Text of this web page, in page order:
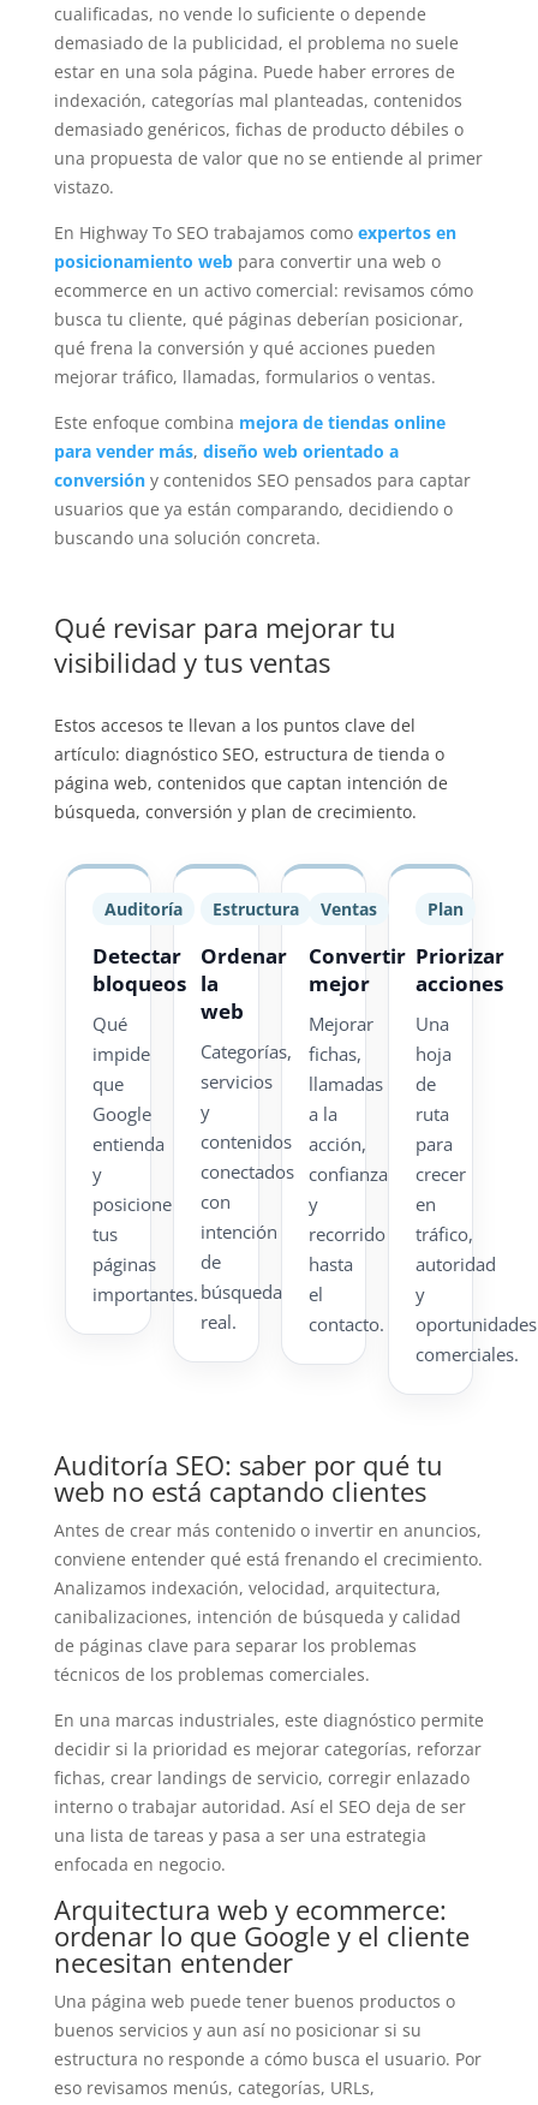
cualificadas, no vende lo suficiente o depende
demasiado de la publicidad, el problema no suele
estar en una sola página. Puede haber errores de
indexación, categorías mal planteadas, contenidos
demasiado genéricos, fichas de producto débiles o
una propuesta de valor que no se entiende al primer
vistazo.
En Highway To SEO trabajamos como expertos en
posicionamiento webpara convertir una web o
ecommerce en un activo comercial: revisamos cómo
busca tu cliente, qué páginas deberían posicionar,
qué frena la conversión y qué acciones pueden
mejorar tráfico, llamadas, formularios o ventas.
Este enfoque combina mejora de tiendas online
para vender más, diseño web orientado a
conversióny contenidos SEO pensados para captar
usuarios que ya están comparando, decidiendo o
buscando una solución concreta.
Qué revisar para mejorar tu
visibilidad y tus ventas
Estos accesos te llevan a los puntos clave del
artículo: diagnóstico SEO, estructura de tienda o
página web, contenidos que captan intención de
búsqueda, conversión y plan de crecimiento.
Auditoría
Detectar
bloqueos
Qué
impide
que
Google
entienda
y
posicione
tus
páginas
importantes.
Estructura
Ordenar
la
web
Categorías,
servicios
y
contenidos
conectados
con
intención
de
búsqueda
real.
Ventas
Convertir
mejor
Mejorar
fichas,
llamadas
a la
acción,
confianza
y
recorrido
hasta
el
contacto.
Plan
Priorizar
acciones
Una
hoja
de
ruta
para
crecer
en
tráfico,
autoridad
y
oportunidades
comerciales.
Auditoría SEO: saber por qué tu
web no está captando clientes
Antes de crear más contenido o invertir en anuncios,
conviene entender qué está frenando el crecimiento.
Analizamos indexación, velocidad, arquitectura,
canibalizaciones, intención de búsqueda y calidad
de páginas clave para separar los problemas
técnicos de los problemas comerciales.
En una marcas industriales, este diagnóstico permite
decidir si la prioridad es mejorar categorías, reforzar
fichas, crear landings de servicio, corregir enlazado
interno o trabajar autoridad. Así el SEO deja de ser
una lista de tareas y pasa a ser una estrategia
enfocada en negocio.
Arquitectura web y ecommerce:
ordenar lo que Google y el cliente
necesitan entender
Una página web puede tener buenos productos o
buenos servicios y aun así no posicionar si su
estructura no responde a cómo busca el usuario. Por
eso revisamos menús, categorías, URLs,